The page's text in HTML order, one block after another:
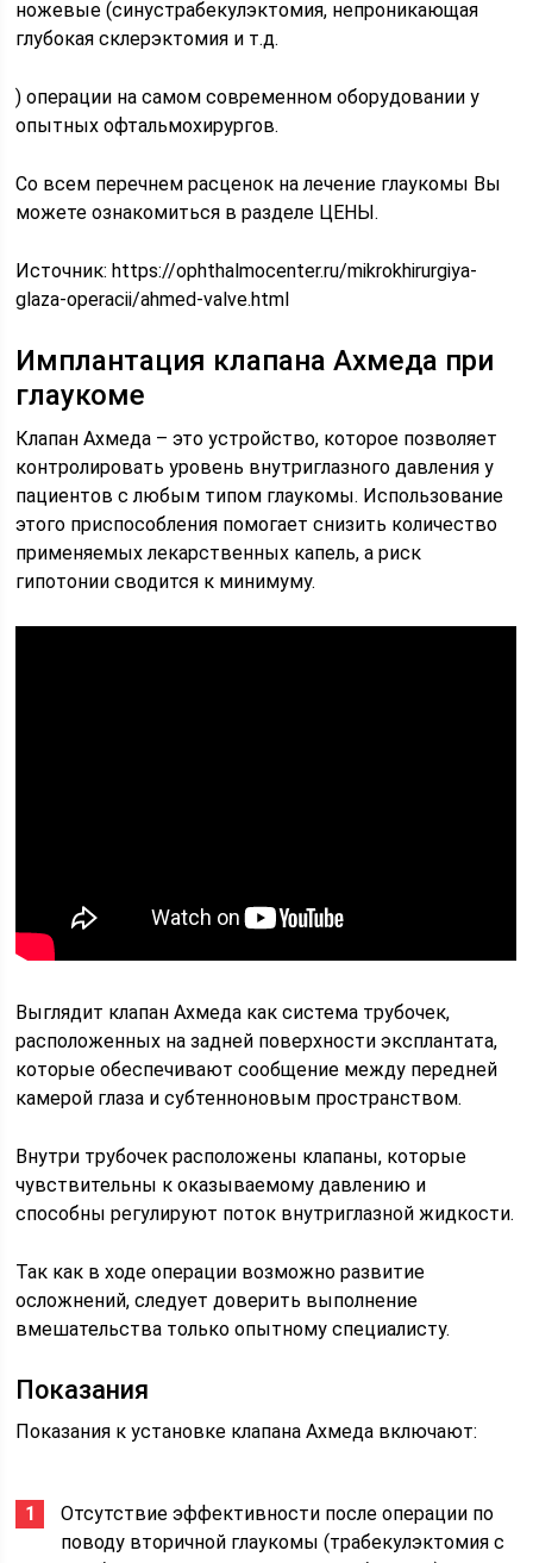
ножевые (синустрабекулэктомия, непроникающая
глубокая склерэктомия и т.д.
) операции на самом современном оборудовании у
опытных офтальмохирургов.
Со всем перечнем расценок на лечение глаукомы Вы
можете ознакомиться в разделе ЦЕНЫ.
Источник:https://ophthalmocenter.ru/mikrokhirurgiya-
glaza-operacii/ahmed-valve.html
Имплантация клапана Ахмеда при
глаукоме
Клапан Ахмеда – это устройство, которое позволяет
контролировать уровень внутриглазного давления у
пациентов с любым типом глаукомы. Использование
этого приспособления помогает снизить количество
применяемых лекарственных капель, а риск
гипотонии сводится к минимуму.
Выглядит клапан Ахмеда как система трубочек,
расположенных на задней поверхности эксплантата,
которые обеспечивают сообщение между передней
камерой глаза и субтенноновым пространством.
Внутри трубочек расположены клапаны, которые
чувствительны к оказываемому давлению и
способны регулируют поток внутриглазной жидкости.
Так как в ходе операции возможно развитие
осложнений, следует доверить выполнение
вмешательства только опытному специалисту.
Показания
Показания к установке клапана Ахмеда включают:
Отсутствие эффективности после операции по
поводу вторичной глаукомы (трабекулэктомия с